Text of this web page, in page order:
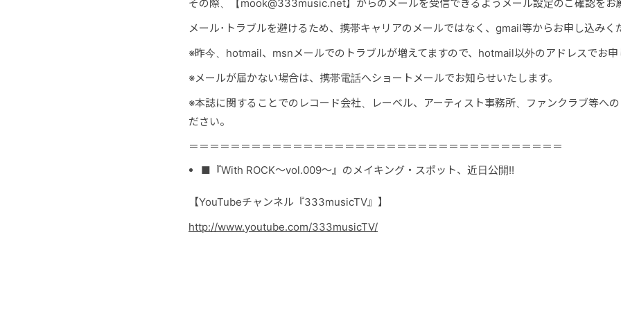
その際、【mook@333music.net】からのメールを受信できるようメール設定のご確認をお
メール･トラブルを避けるため、携帯キャリアのメールではなく、gmail等からお申し込みく
※昨今、hotmail、msnメールでのトラブルが増えてますので、hotmail以外のアドレスでお申
※メールが届かない場合は、携帯電話へショートメールでお知らせいたします。
※本誌に関することでのレコード会社、レーベル、アーティスト事務所、ファンクラブ等へ
ださい。
＝＝＝＝＝＝＝＝＝＝＝＝＝＝＝＝＝＝＝＝＝＝＝＝＝＝＝＝＝＝＝＝＝＝＝＝
■『With ROCK～vol.009～』のメイキング・スポット、近日公開!!
【YouTubeチャンネル『333musicTV』】
http://www.youtube.com/333musicTV/